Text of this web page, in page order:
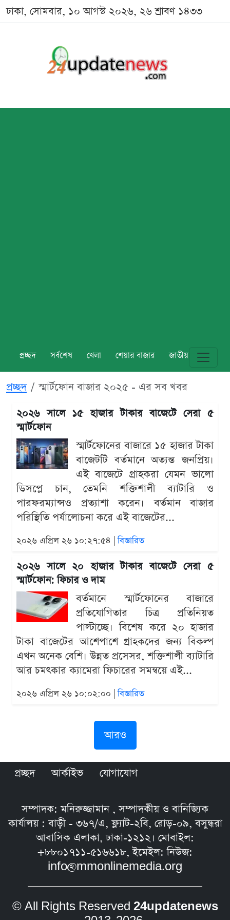
ঢাকা, সোমবার, ১০ আগস্ট ২০২৬, ২৬ শ্রাবণ ১৪৩৩
প্রচ্ছদ সর্বশেষ খেলা শেয়ার বাজার জাতীয় বিশ্ব
প্রচ্ছদ স্মার্টফোন বাজার ২০২৫ - এর সব খবর
২০২৬ সালে ১৫ হাজার টাকার বাজেটে সেরা ৫
স্মার্টফোন
স্মার্টফোনের বাজারে ১৫ হাজার টাকা
বাজেটটি বর্তমানে অত্যন্ত জনপ্রিয়।
এই বাজেটে গ্রাহকরা যেমন ভালো
ডিসপ্লে চান, তেমনি শক্তিশালী ব্যাটারি ও
পারফরম্যান্সও প্রত্যাশা করেন। বর্তমান বাজার
পরিস্থিতি পর্যালোচনা করে এই বাজেটের...
২০২৬ এপ্রিল ২৬ ১০:২৭:৫৪ |বিস্তারিত
২০২৬ সালে ২০ হাজার টাকার বাজেটে সেরা ৫
স্মার্টফোন: ফিচার ও দাম
বর্তমানে স্মার্টফোনের বাজারে
প্রতিযোগিতার চিত্র প্রতিনিয়ত
পাল্টাচ্ছে। বিশেষ করে ২০ হাজার
টাকা বাজেটের আশেপাশে গ্রাহকদের জন্য বিকল্প
এখন অনেক বেশি। উন্নত প্রসেসর, শক্তিশালী ব্যাটারি
আর চমৎকার ক্যামেরা ফিচারের সমন্বয়ে এই...
২০২৬ এপ্রিল ২৬ ১০:০২:০০ |বিস্তারিত
আরও
প্রচ্ছদ আর্কাইভ যোগাযোগ
সম্পাদক: মনিরুজ্জামান , সম্পাদকীয় ও বানিজ্যিক
কার্যালয় : বাড়ী - ৩৬৭/এ, ফ্ল্যাট-২বি, রোড়-০৯, বসুন্ধরা
আবাসিক এলাকা, ঢাকা-১২১২। মোবাইল:
+৮৮০১৭১১-৫১৬৬১৮, ইমেইল: নিউজ:
info@mmonlinemedia.org
© All Rights Reserved 24updatenews